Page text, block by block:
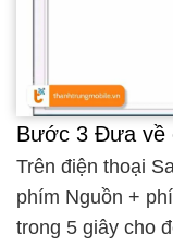
Bước 3 Đưa về
Trên điện thoại
phím Nguồn +
trong 5 giây cho